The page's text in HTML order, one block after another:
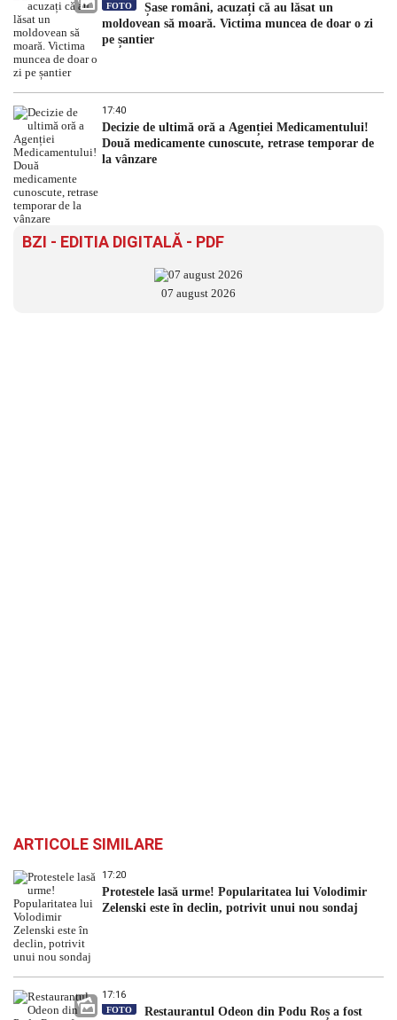
FOTO
Șase români, acuzați că au lăsat un
moldovean să moară. Victima muncea de doar o zi
pe șantier
17:40
Decizie de ultimă oră a Agenției Medicamentului!
Două medicamente cunoscute, retrase temporar de
la vânzare
BZI - EDITIA DIGITALĂ - PDF
07 august 2026
ARTICOLE SIMILARE
17:20
Protestele lasă urme! Popularitatea lui Volodimir
Zelenski este în declin, potrivit unui nou sondaj
17:16
FOTO
Restaurantul Odeon din Podu Roș a fost